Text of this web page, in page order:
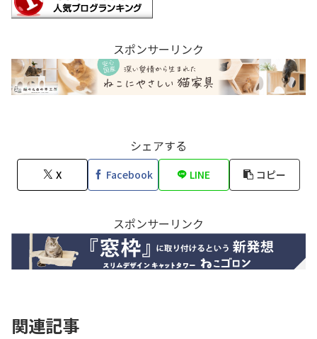
スポンサーリンク
シェアする
X Facebook LINE コピー
スポンサーリンク
関連記事